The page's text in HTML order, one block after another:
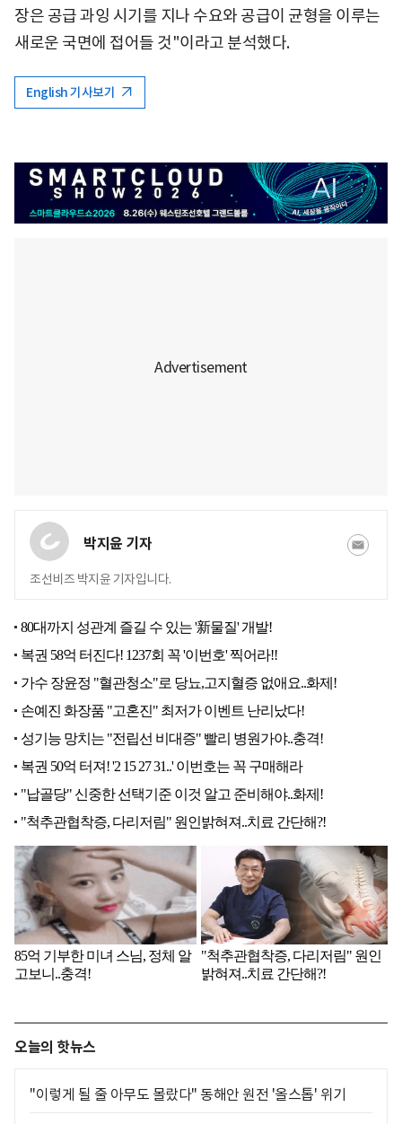
장은 공급 과잉 시기를 지나 수요와 공급이 균형을 이루는
새로운 국면에 접어들 것"이라고 분석했다.
English 기사보기
박지윤 기자
조선비즈 박지윤 기자입니다.
오늘의 핫뉴스
"이렇게 될 줄 아무도 몰랐다" 동해안 원전 '올스톱' 위기